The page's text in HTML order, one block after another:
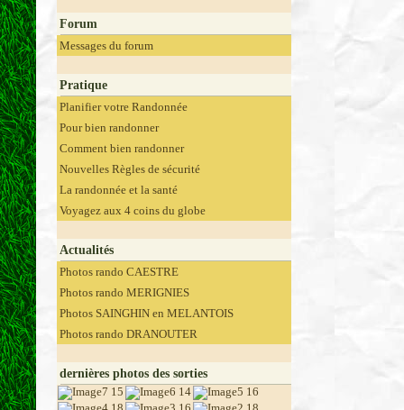
Forum
Messages du forum
Pratique
Planifier votre Randonnée
Pour bien randonner
Comment bien randonner
Nouvelles Règles de sécurité
La randonnée et la santé
Voyagez aux 4 coins du globe
Actualités
Photos rando CAESTRE
Photos rando MERIGNIES
Photos SAINGHIN en MELANTOIS
Photos rando DRANOUTER
dernières photos des sorties